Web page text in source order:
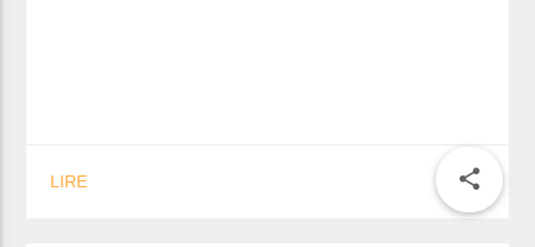
LIRE share
La culture bretonne doit rester un